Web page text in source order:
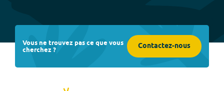
Vous ne trouvez pas ce que vous
cherchez ? Contactez-nous